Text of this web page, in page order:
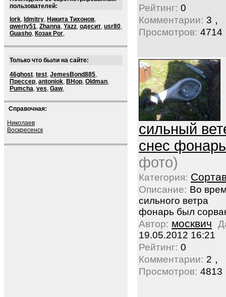
пользователей:
lork, ldmitry, Никита Тихонов,
qwerty51, Zhanna, Yazz, одесит, usr80,
Guasho, Козак Рог,
Только что были на сайте:
46ghost, test, JemesBond885,
Прессер, antoniok, BHop, Oldman,
Pumcha, ves, Gaw,
Справочная:
Николаев
Воскресенск
Рейтинг: 0
Комментарии: 3 ,
Просмотров: 4714
сильный
снес фонарь
фото)
Категория:
Описание: Во
сильного ветра
фонарь был
Автор: москвич
19.05.2012 16:21
Рейтинг: 0
Комментарии: 2 ,
Просмотров: 4813